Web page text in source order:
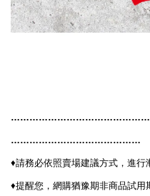
………………………………………
……………………………………
♦️請務必依照賣場建議方式，進行
♦️提醒您，網購猶豫期非商品試用